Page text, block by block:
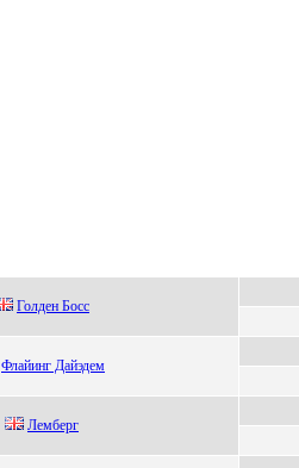
Голдeн Боcc
Флaйинг Дaйэдeм
Лемберг